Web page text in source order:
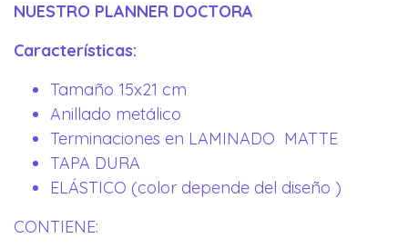
NUESTRO PLANNER DOCTORA
Características:
Tamaño 15x21 cm
Anillado metálico
Terminaciones en LAMINADO MATTE
TAPA DURA
ELÁSTICO (color depende del diseño )
CONTIENE: